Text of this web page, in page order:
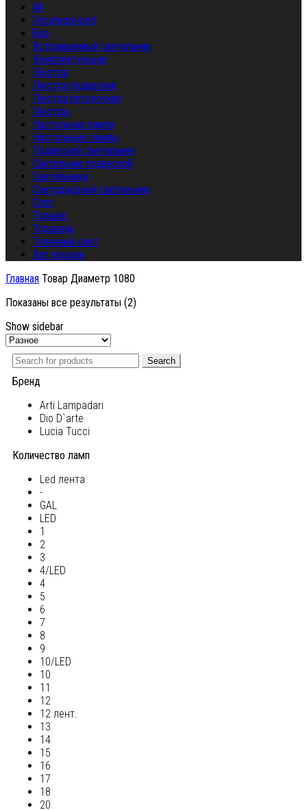
All
Uncategorized
Бра
Встраиваемый светильник
Комплектующие
Люстра
Люстра подвесная
Люстра потолочная
Люстры
Настольная лампа
Настольные лампы
Подвесной светильник
Светильник подвесной
Светильники
Светодиодный светильник
Спот
Торшер
Торшеры
Точечный свет
Хит продаж
Главная Товар Диаметр 1080
Показаны все результаты (2)
Show sidebar
Search
Бренд
Arti Lampadari
Dio D`arte
Lucia Tucci
Количество ламп
Led лента
-
GAL
LED
1
2
3
4/LED
4
5
6
7
8
9
10/LED
10
11
12
12 лент.
13
14
15
16
17
18
20